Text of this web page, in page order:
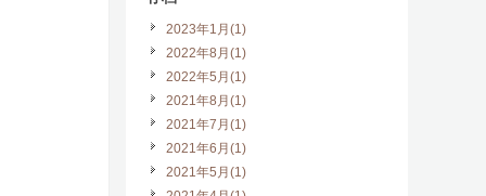
2023年1月(1)
2022年8月(1)
2022年5月(1)
2021年8月(1)
2021年7月(1)
2021年6月(1)
2021年5月(1)